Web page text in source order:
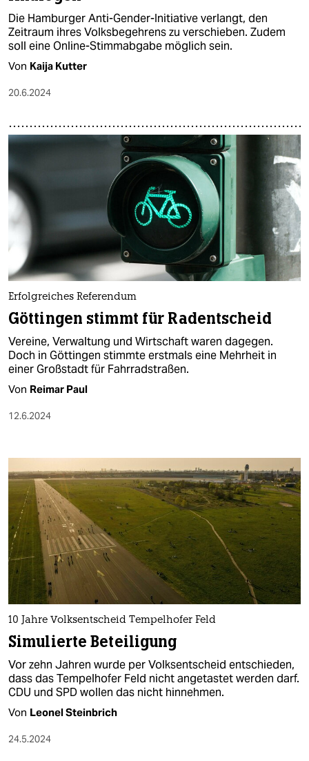
Die Hamburger Anti-Gender-Initiative verlangt, den
Zeitraum ihres Volksbegehrens zu verschieben. Zudem
soll eine Online-Stimmabgabe möglich sein.
Von Kaija Kutter
20.6.2024
Erfolgreiches Referendum
Göttingen stimmt für Radentscheid
Vereine, Verwaltung und Wirtschaft waren dagegen.
Doch in Göttingen stimmte erstmals eine Mehrheit in
einer Großstadt für Fahrradstraßen.
Von Reimar Paul
12.6.2024
10 Jahre Volksentscheid Tempelhofer Feld
Simulierte Beteiligung
Vor zehn Jahren wurde per Volksentscheid entschieden,
dass das Tempelhofer Feld nicht angetastet werden darf.
CDU und SPD wollen das nicht hinnehmen.
Von Leonel Steinbrich
24.5.2024